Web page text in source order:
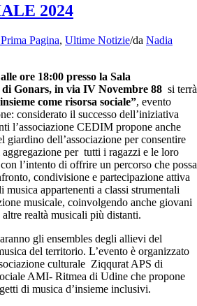
2024
Pagina, Ultime Notizie/da Nadia
ore 18:00 presso la Sala
Gonars, in via IV Novembre 88 si terrà
come risorsa sociale”, evento
considerato il successo dell’iniziativa
l’associazione CEDIM propone anche
giardino dell’associazione per consentire
per tutti i ragazzi e le loro
l’intento di offrire un percorso che possa
condivisione e partecipazione attiva
appartenenti a classi strumentali
musicale, coinvolgendo anche giovani
realtà musicali più distanti.
gli ensembles degli allievi del
del territorio. L’evento è organizzato
culturale Ziqqurat APS di
AMI- Ritmea di Udine che propone
di musica d’insieme inclusivi.